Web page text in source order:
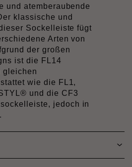
und atemberaubende
klassische und
Sockelleiste fügt
Arten von
der großen
ist die FL14
gleichen
wie die FL1,
und die CF3
jedoch in